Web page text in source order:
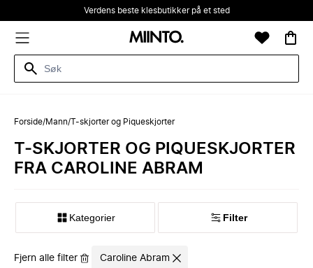
Verdens beste klesbutikker på et sted
Forside/Mann/T-skjorter og Piqueskjorter
T-SKJORTER OG PIQUESKJORTER
FRA CAROLINE ABRAM
Kategorier Filter
Fjern alle filter Caroline Abram